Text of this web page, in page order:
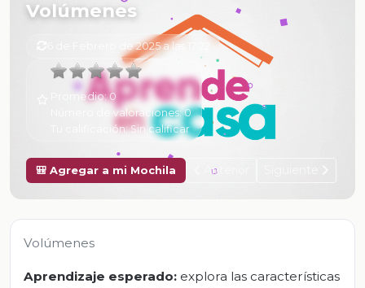
Volúmenes
6 de Febrero de 2025 a las 17:22
Promedio:0
Número de valoraciones:0
Tu calificación:Sin calificar
🎒 Agregar a mi Mochila Anterior
Volúmenes
Aprendizaje esperado: explora las características